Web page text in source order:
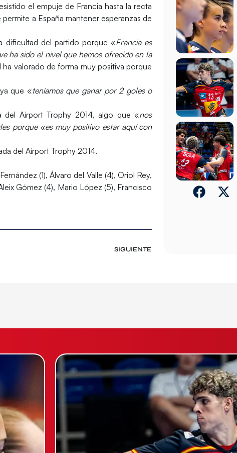
el empuje de Francia hasta la recta
a España mantener esperanzas de
dificultad del partido porque «Francia es
ha sido el nivel que hemos ofrecido en la
valorado de forma muy positiva porque
que «teníamos que ganar por 2 goles o
del Airport Trophy 2014, algo que «nos
porque «es muy positivo estar aquí con
del Airport Trophy 2014.
(1), Álvaro del Valle (4), Oriol Rey,
Gómez (4), Mario López (5), Francisco
SIGUIENTE